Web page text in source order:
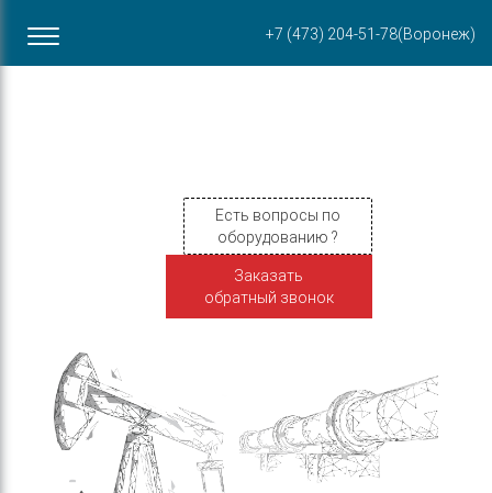
+7 (473) 204-51-78(Воронеж)
ул. Пирогова, 87Б
Есть вопросы по
оборудованию ?
Заказать
обратный звонок